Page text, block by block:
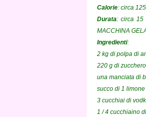
Calorie: circa
Durata: circa 15
MACCHINA
Ingredienti:
2 kg di polpa di
220 g di zucchero
una manciata di
succo di 1
3 cucchiai di
1 / 4 cucchiaino